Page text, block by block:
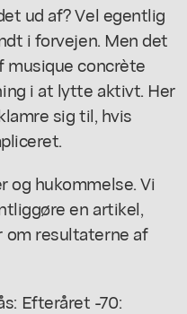
ud af? Vel egentlig
i forvejen. Men det
musique concrète
i at lytte aktivt. Her
sig til, hvis
og hukommelse. Vi
en artikel,
om resultaterne af
Efteråret -70: